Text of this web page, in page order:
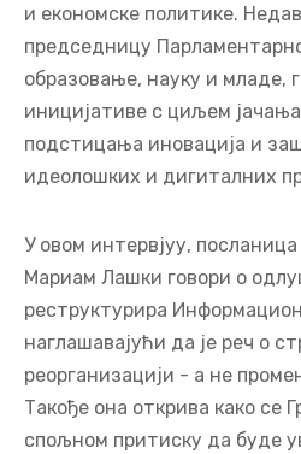
и економске политике.
председницу
образовање, науку и младе,
иницијативе с циљем
подстицања иновација и
идеолошких и дигиталних
У овом интервјуу, посланица
Мариам Лашки говори о
реструктурира
наглашавајући да је реч о
реорганизацији - а не
Такође она открива како се
спољном притиску да буде